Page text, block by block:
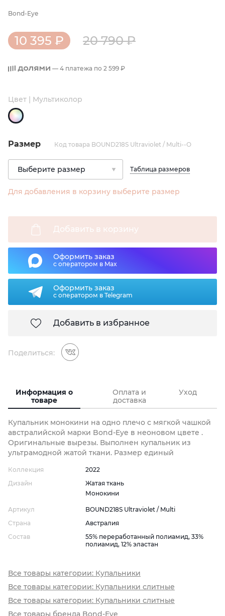
Bond-Eye
10 395 ₽ 20 790 ₽
— 4 платежа по 2 599 ₽
Цвет | Мультиколор
Размер Код товара BOUND218S Ultraviolet / Multi--O
Таблица размеров
Для добавления в корзину выберите размер
Добавить в корзину
Оформить заказ
с оператором в Max
Оформить заказ
с оператором в Telegram
Добавить в избранное
Поделиться:
Информация о
товаре
Оплата и
доставка
Уход
Купальник монокини на одно плечо с мягкой чашкой
австралийской марки Bond-Eye в неоновом цвете .
Оригинальные вырезы. Выполнен купальник из
ультрамодной жатой ткани. Размер единый
Коллекция
2022
Дизайн
Жатая ткань
Монокини
Артикул
BOUND218S Ultraviolet / Multi
Страна
Австралия
Состав
55% переработанный полиамид, 33%
полиамид, 12% эластан
Все товары категории: Купальники
Все товары категории: Купальники слитные
Все товары категории: Купальники слитные
Все товары бренда Bond-Eye